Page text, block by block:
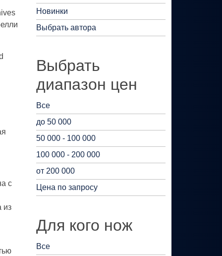
с
из
Новинки
Выбрать автора
Выбрать
диапазон цен
Все
до 50 000
50 000 - 100 000
100 000 - 200 000
от 200 000
Цена по запросу
Для кого нож
Все